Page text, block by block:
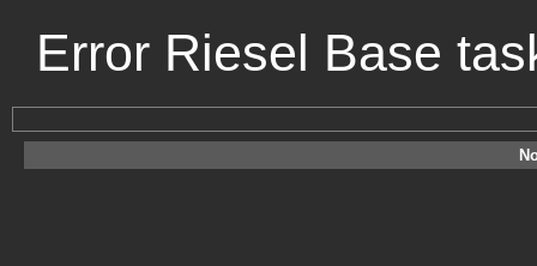
Error Riesel Base